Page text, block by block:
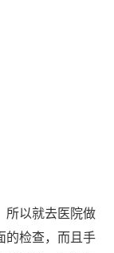
所以就去医院做
的检查，而且手